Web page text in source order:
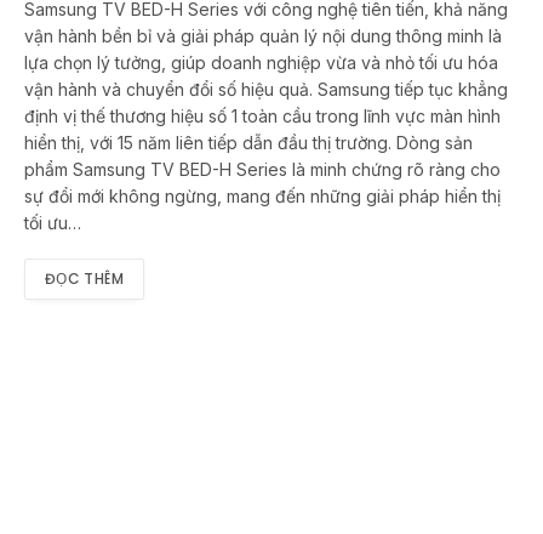
Samsung TV BED-H Series với công nghệ tiên tiến, khả năng
vận hành bền bỉ và giải pháp quản lý nội dung thông minh là
lựa chọn lý tưởng, giúp doanh nghiệp vừa và nhỏ tối ưu hóa
vận hành và chuyển đổi số hiệu quả. Samsung tiếp tục khẳng
định vị thế thương hiệu số 1 toàn cầu trong lĩnh vực màn hình
hiển thị, với 15 năm liên tiếp dẫn đầu thị trường. Dòng sản
phẩm Samsung TV BED-H Series là minh chứng rõ ràng cho
sự đổi mới không ngừng, mang đến những giải pháp hiển thị
tối ưu…
ĐỌC THÊM